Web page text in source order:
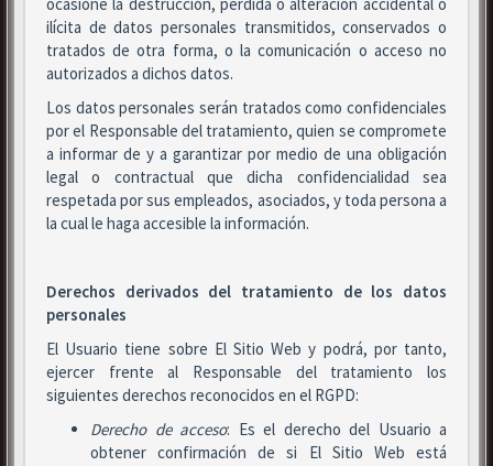
ilícita de datos personales transmitidos, conservados o
tratados de otra forma, o la comunicación o acceso no
autorizados a dichos datos.
Los datos personales serán tratados como confidenciales
por el Responsable del tratamiento, quien se compromete
a informar de y a garantizar por medio de una obligación
legal o contractual que dicha confidencialidad sea
respetada por sus empleados, asociados, y toda persona a
la cual le haga accesible la información.
Derechos derivados del tratamiento de los datos
personales
El Usuario tiene sobre El Sitio Web y podrá, por tanto,
ejercer frente al Responsable del tratamiento los
siguientes derechos reconocidos en el RGPD:
Derecho de acceso: Es el derecho del Usuario a
obtener confirmación de si El Sitio Web está